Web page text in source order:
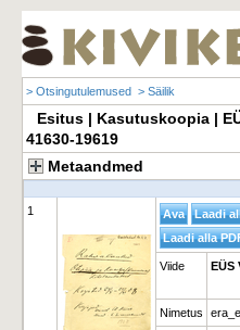
> Otsingutulemused > Säilik
Esitus | Kasutuskoopia |
41630-19619
Metaandmed
1
Viide EÜS
Nimetus